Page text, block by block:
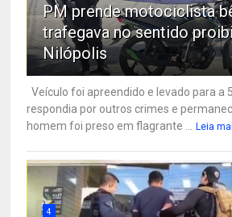
PM prende motociclista
trafegava no sentido
Nilópolis
Veículo foi apreendido e levado para a
respondia por outros crimes e
homem foi preso em flagrante ...
Leia
4